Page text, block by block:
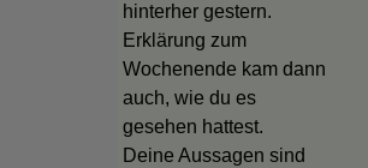
hinterher gestern.
Erklärung zum
Wochenende kam dann
auch, wie du es
gesehen hattest.
Deine Aussagen sind